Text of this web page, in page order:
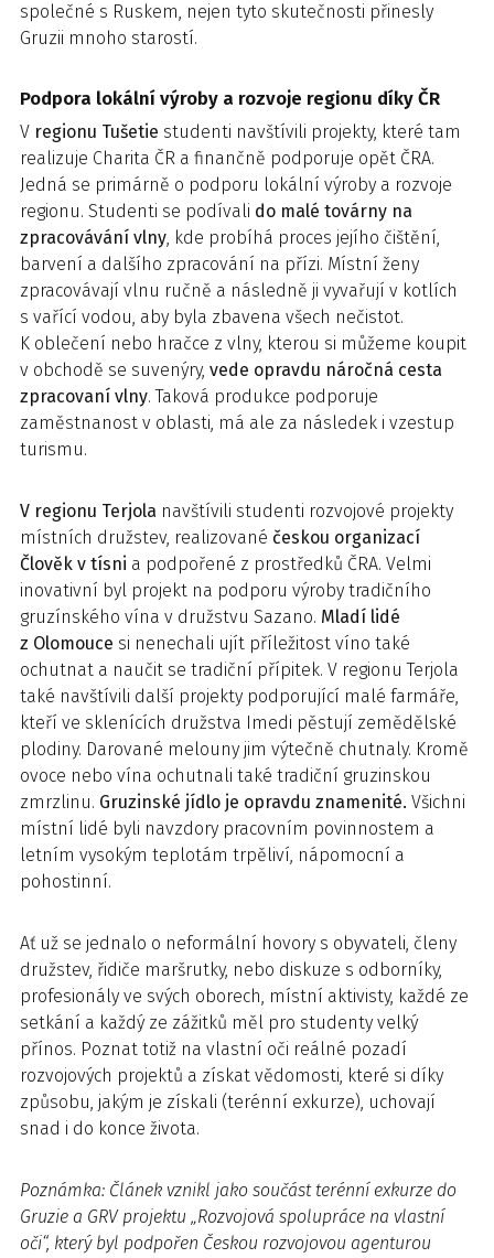
společné s Ruskem, nejen tyto skutečnosti přinesly
Gruzii mnoho starostí.
Podpora lokální výroby a rozvoje regionu díky ČR
V regionu Tušetie studenti navštívili projekty, které tam
realizuje Charita ČR a finančně podporuje opět ČRA.
Jedná se primárně o podporu lokální výroby a rozvoje
regionu. Studenti se podívali do malé továrny na
zpracovávání vlny, kde probíhá proces jejího čištění,
barvení a dalšího zpracování na přízi. Místní ženy
zpracovávají vlnu ručně a následně ji vyvařují v kotlích
s vařící vodou, aby byla zbavena všech nečistot.
K oblečení nebo hračce z vlny, kterou si můžeme koupit
v obchodě se suvenýry, vede opravdu náročná cesta
zpracovaní vlny. Taková produkce podporuje
zaměstnanost v oblasti, má ale za následek i vzestup
turismu.
V regionu Terjola navštívili studenti rozvojové projekty
místních družstev, realizované českou organizací
Člověk v tísni a podpořené z prostředků ČRA. Velmi
inovativní byl projekt na podporu výroby tradičního
gruzínského vína v družstvu Sazano. Mladí lidé
z Olomouce si nenechali ujít příležitost víno také
ochutnat a naučit se tradiční přípitek. V regionu Terjola
také navštívili další projekty podporující malé farmáře,
kteří ve sklenících družstva Imedi pěstují zemědělské
plodiny. Darované melouny jim výtečně chutnaly. Kromě
ovoce nebo vína ochutnali také tradiční gruzinskou
zmrzlinu. Gruzinské jídlo je opravdu znamenité. Všichni
místní lidé byli navzdory pracovním povinnostem a
letním vysokým teplotám trpěliví, nápomocní a
pohostinní.
Ať už se jednalo o neformální hovory s obyvateli, členy
družstev, řidiče maršrutky, nebo diskuze s odborníky,
profesionály ve svých oborech, místní aktivisty, každé ze
setkání a každý ze zážitků měl pro studenty velký
přínos. Poznat totiž na vlastní oči reálné pozadí
rozvojových projektů a získat vědomosti, které si díky
způsobu, jakým je získali (terénní exkurze), uchovají
snad i do konce života.
Poznámka: Článek vznikl jako součást terénní exkurze do
Gruzie a GRV projektu „Rozvojová spolupráce na vlastní
oči“, který byl podpořen Českou rozvojovou agenturou